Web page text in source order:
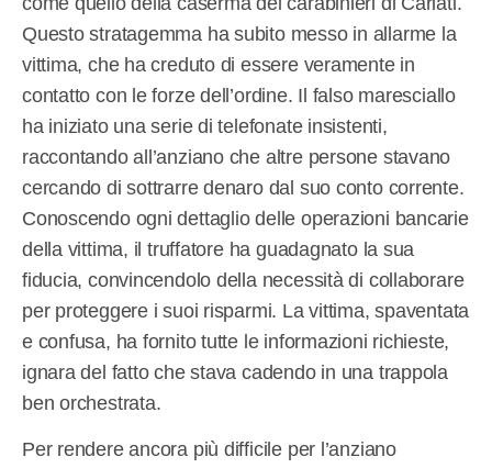
Questo stratagemma ha subito messo in allarme la
vittima, che ha creduto di essere veramente in
contatto con le forze dell’ordine. Il falso maresciallo
ha iniziato una serie di telefonate insistenti,
raccontando all’anziano che altre persone stavano
cercando di sottrarre denaro dal suo conto corrente.
Conoscendo ogni dettaglio delle operazioni bancarie
della vittima, il truffatore ha guadagnato la sua
fiducia, convincendolo della necessità di collaborare
per proteggere i suoi risparmi. La vittima, spaventata
e confusa, ha fornito tutte le informazioni richieste,
ignara del fatto che stava cadendo in una trappola
ben orchestrata.
Per rendere ancora più difficile per l’anziano